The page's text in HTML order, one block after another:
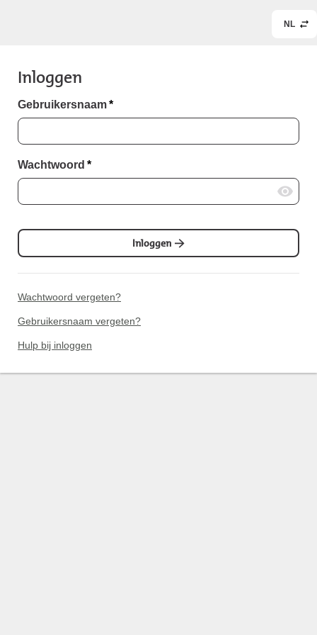
NL
Inloggen
Gebruikersnaam*
Wachtwoord *
Inloggen
Wachtwoord vergeten?
Gebruikersnaam vergeten?
Hulp bij inloggen